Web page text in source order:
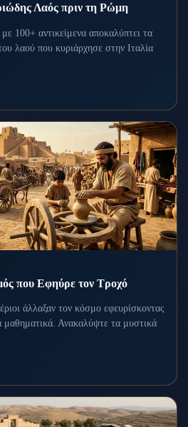
Λαός πριν τη Ρώμη
100+ αντικείμενα αποκαλύπτει τα
λαού που κυριάρχησε στην Ιταλία
που Εφηύρε τον Τροχό
άλλαξαν τον κόσμο εφευρίσκοντας
μαθηματικά. Ανακαλύψτε τα μυστικά